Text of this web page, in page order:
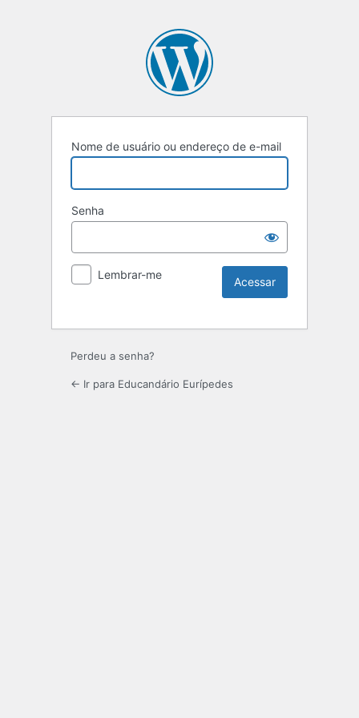
Nome de usuário ou endereço de e-mail
Senha
Lembrar-me
Perdeu a senha?
← Ir para Educandário Eurípedes